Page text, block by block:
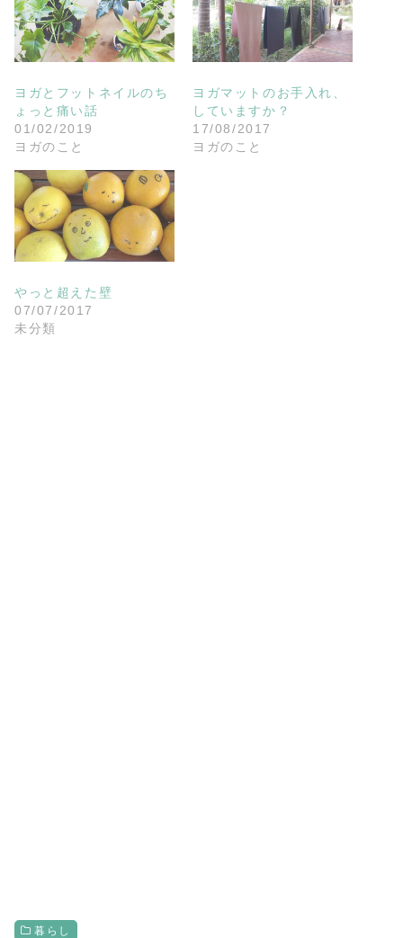
ヨガとフットネイルのち
ょっと痛い話
01/02/2019
ヨガのこと
ヨガマットのお手入れ、
していますか？
17/08/2017
ヨガのこと
やっと超えた壁
07/07/2017
未分類
暮らし